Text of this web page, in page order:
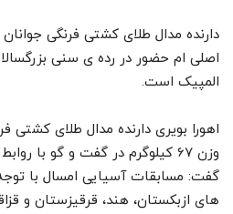
دارنده مدال طلای کشتی فرنگی
اصلی ام حضور در رده ی سنی
المپیک است.
اهورا بویری دارنده مدال طلای کشتی
وزن 67 کیلوگرم در گفت و گو با
گفت: مسابقات آسیایی امسال با
های ازبکستان، هند، قرقیزستان و